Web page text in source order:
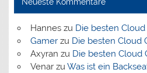
Hanneszu Die besten
Gamerzu Die besten Cloud
Axyran zu Die besten Cloud
Venarzu Was ist ein